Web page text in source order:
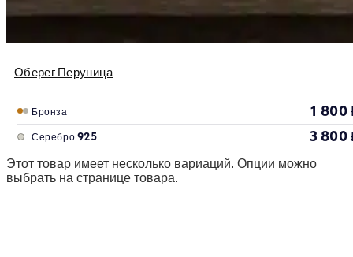
Оберег Перуница
Бронза 1 800
Серебро 925 3 800
Этот товар имеет несколько вариаций. Опции можно
выбрать на странице товара.